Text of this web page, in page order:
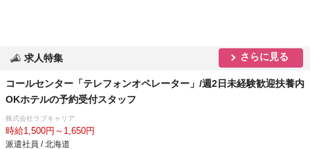
求人特集 さらに見る
コールセンター「テレフォンオペレーター」/週2日未経験歓迎扶養内
OKホテルの予約受付スタッフ
株式会社ラブキャリア
時給1,500円～1,650円
派遣社員 / 北海道